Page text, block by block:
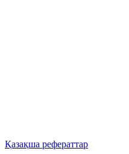
Қазақша рефераттар